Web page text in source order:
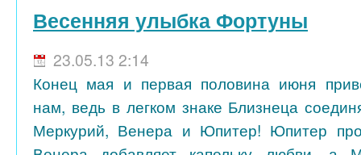
Весенняя улыбка Фортуны
23.05.13 2:14
Конец мая и первая половина июня
нам, ведь в легком знаке Близнеца
Меркурий, Венера и Юпитер! Юпитер